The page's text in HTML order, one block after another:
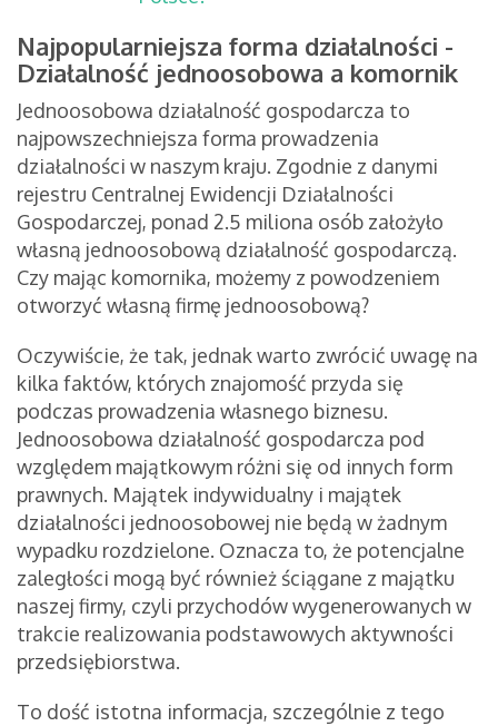
Najpopularniejsza forma działalności -
Działalność jednoosobowa a komornik
Jednoosobowa działalność gospodarcza to
najpowszechniejsza forma prowadzenia
działalności w naszym kraju. Zgodnie z danymi
rejestru Centralnej Ewidencji Działalności
Gospodarczej, ponad 2.5 miliona osób założyło
własną jednoosobową działalność gospodarczą.
Czy mając komornika, możemy z powodzeniem
otworzyć własną firmę jednoosobową?
Oczywiście, że tak, jednak warto zwrócić uwagę na
kilka faktów, których znajomość przyda się
podczas prowadzenia własnego biznesu.
Jednoosobowa działalność gospodarcza pod
względem majątkowym różni się od innych form
prawnych. Majątek indywidualny i majątek
działalności jednoosobowej nie będą w żadnym
wypadku rozdzielone. Oznacza to, że potencjalne
zaległości mogą być również ściągane z majątku
naszej firmy, czyli przychodów wygenerowanych w
trakcie realizowania podstawowych aktywności
przedsiębiorstwa.
To dość istotna informacja, szczególnie z tego